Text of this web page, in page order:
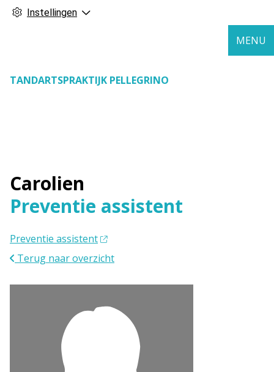
Instellingen
TANDARTSPRAKTIJK PELLEGRINO
MENU
Carolien
Preventie assistent
Preventie assistent
Terug naar overzicht